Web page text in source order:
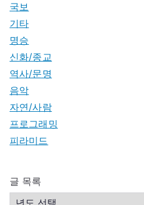
국보
기타
명승
신화/종교
역사/문명
음악
자연/사람
프로그래밍
피라미드
글 목록